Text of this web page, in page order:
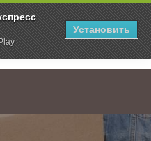
Установить
Увеличение сроков доставки в